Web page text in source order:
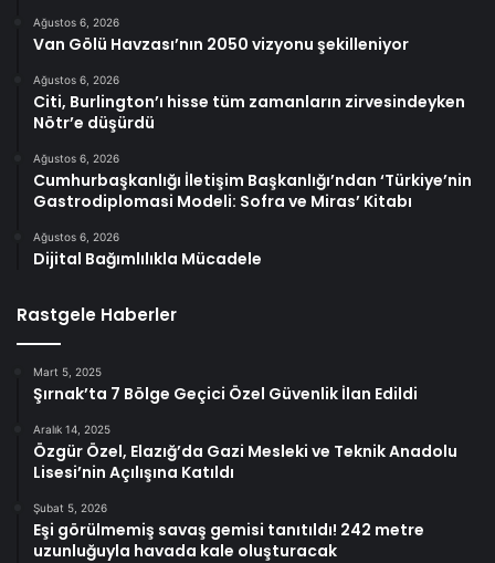
Ağustos 6, 2026
Van Gölü Havzası’nın 2050 vizyonu şekilleniyor
Ağustos 6, 2026
Citi, Burlington’ı hisse tüm zamanların zirvesindeyken
Nötr’e düşürdü
Ağustos 6, 2026
Cumhurbaşkanlığı İletişim Başkanlığı’ndan ‘Türkiye’nin
Gastrodiplomasi Modeli: Sofra ve Miras’ Kitabı
Ağustos 6, 2026
Dijital Bağımlılıkla Mücadele
Rastgele Haberler
Mart 5, 2025
Şırnak’ta 7 Bölge Geçici Özel Güvenlik İlan Edildi
Aralık 14, 2025
Özgür Özel, Elazığ’da Gazi Mesleki ve Teknik Anadolu
Lisesi’nin Açılışına Katıldı
Şubat 5, 2026
Eşi görülmemiş savaş gemisi tanıtıldı! 242 metre
uzunluğuyla havada kale oluşturacak